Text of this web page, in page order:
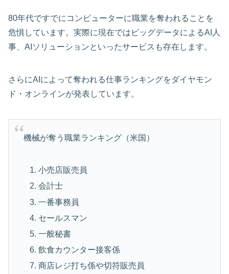
80年代ですでにコンピューターに職業を奪われることを
危惧しています。実際に現在ではビッグデータによるAI人
事、AIソリューションといったサービスも存在します。
さらにAIによって奪われる仕事ランキングをダイヤモン
ド・オンラインが発表しています。
機械が奪う職業ランキング（米国）
小売店販売員
会計士
一番事務員
セールスマン
一般秘書
飲食カウンター接客係
商店レジ打ち係や切符販売員